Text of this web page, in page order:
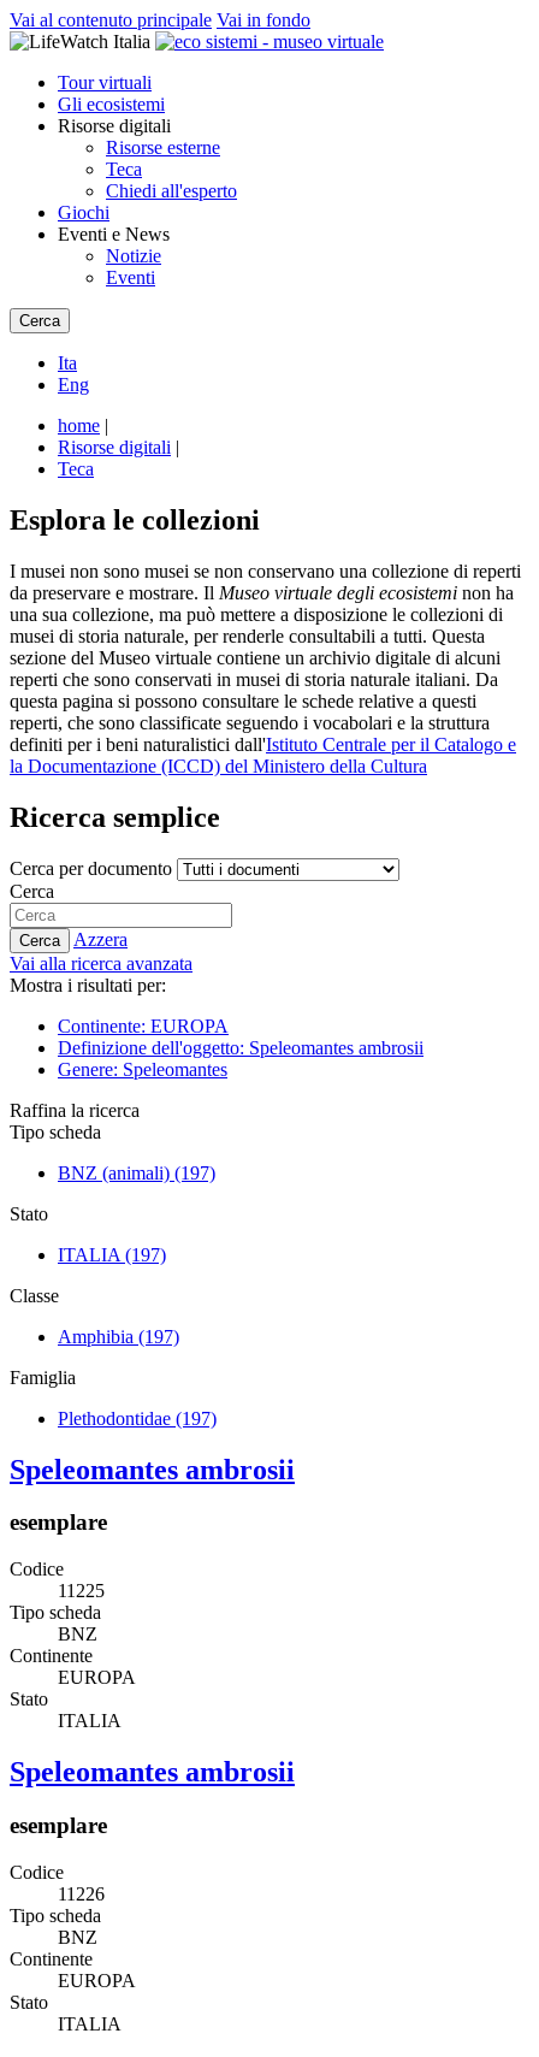
Vai al contenuto principale Vai in fondo
Tour virtuali
Gli ecosistemi
Risorse digitali
Risorse esterne
Teca
Chiedi all'esperto
Giochi
Eventi e News
Notizie
Eventi
Cerca
Ita
Eng
home |
Risorse digitali |
Teca
Esplora le collezioni
I musei non sono musei se non conservano una collezione di reperti
da preservare e mostrare. Il Museo virtuale degli ecosistemi non ha
una sua collezione, ma può mettere a disposizione le collezioni di
musei di storia naturale, per renderle consultabili a tutti. Questa
sezione del Museo virtuale contiene un archivio digitale di alcuni
reperti che sono conservati in musei di storia naturale italiani. Da
questa pagina si possono consultare le schede relative a questi
reperti, che sono classificate seguendo i vocabolari e la struttura
definiti per i beni naturalistici dall'Istituto Centrale per il Catalogo e
la Documentazione (ICCD) del Ministero della Cultura
Ricerca semplice
Cerca per documento
Cerca
Cerca
Azzera
Vai alla ricerca avanzata
Mostra i risultati per:
Continente: EUROPA
Definizione dell'oggetto: Speleomantes ambrosii
Genere: Speleomantes
Raffina la ricerca
Tipo scheda
BNZ (animali) (197)
Stato
ITALIA (197)
Classe
Amphibia (197)
Famiglia
Plethodontidae (197)
Speleomantes ambrosii
esemplare
Codice
11225
Tipo scheda
BNZ
Continente
EUROPA
Stato
ITALIA
Speleomantes ambrosii
esemplare
Codice
11226
Tipo scheda
BNZ
Continente
EUROPA
Stato
ITALIA